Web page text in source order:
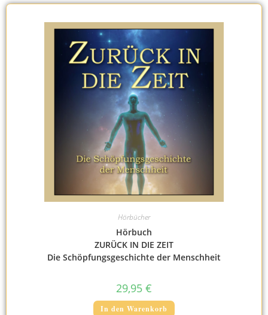
Hörbücher
Hörbuch
ZURÜCK IN DIE ZEIT
Die Schöpfungsgeschichte der Menschheit
29,95 €
In den Warenkorb